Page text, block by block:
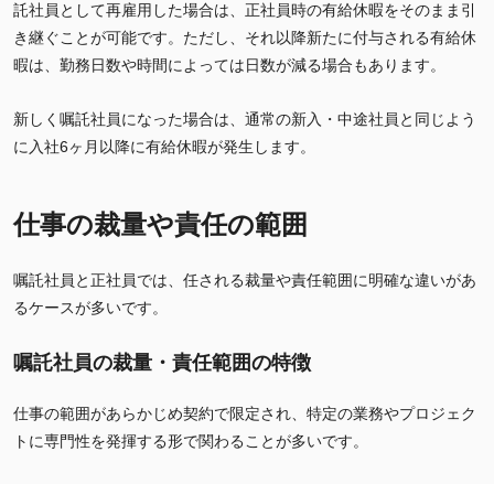
託社員として再雇用した場合は、正社員時の有給休暇をそのまま引
き継ぐことが可能です。ただし、それ以降新たに付与される有給休
暇は、勤務日数や時間によっては日数が減る場合もあります。
新しく嘱託社員になった場合は、通常の新入・中途社員と同じよう
に入社6ヶ月以降に有給休暇が発生します。
仕事の裁量や責任の範囲
嘱託社員と正社員では、任される裁量や責任範囲に明確な違いがあ
るケースが多いです。
嘱託社員の裁量・責任範囲の特徴
仕事の範囲があらかじめ契約で限定され、特定の業務やプロジェク
トに専門性を発揮する形で関わることが多いです。